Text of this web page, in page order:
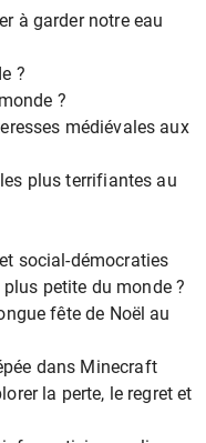
à garder notre eau
?
?
médiévales aux
plus terrifiantes au
social-démocraties
petite du monde ?
fête de Noël au
dans Minecraft
la perte, le regret et